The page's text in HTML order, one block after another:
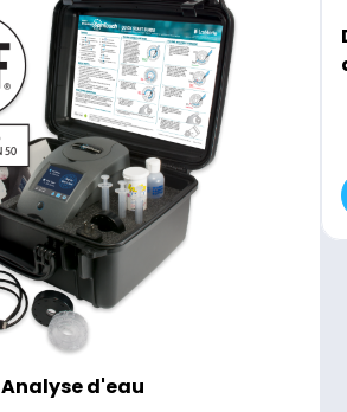
Analyse d'eau